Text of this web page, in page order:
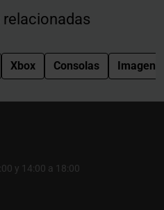
Xbox Consolas Imagen
y 14:00 a 18:00